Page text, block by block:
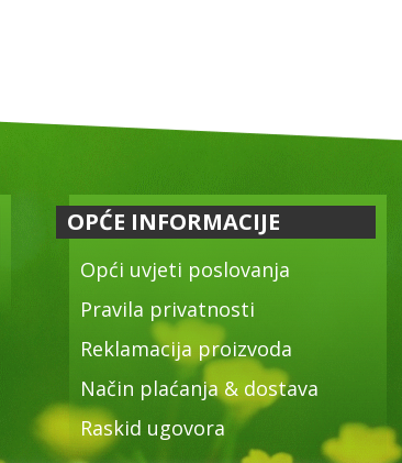
OPĆE INFORMACIJE
Opći uvjeti poslovanja
Pravila privatnosti
Reklamacija proizvoda
Način plaćanja & dostava
Raskid ugovora